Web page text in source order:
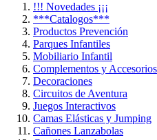
!!! Novedades ¡¡¡
***Catalogos***
Productos Prevención
Parques Infantiles
Mobiliario Infantil
Complementos y Accesorios
Decoraciones
Circuitos de Aventura
Juegos Interactivos
Camas Elásticas y Jumping
Cañones Lanzabolas